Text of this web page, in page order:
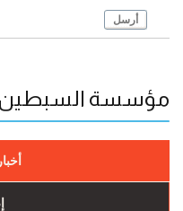
أرسل
مؤسسة السبطين